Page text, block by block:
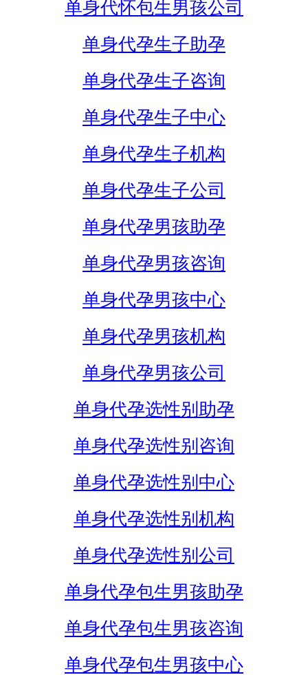
单身代怀包生男孩公司
单身代孕生子助孕
单身代孕生子咨询
单身代孕生子中心
单身代孕生子机构
单身代孕生子公司
单身代孕男孩助孕
单身代孕男孩咨询
单身代孕男孩中心
单身代孕男孩机构
单身代孕男孩公司
单身代孕选性别助孕
单身代孕选性别咨询
单身代孕选性别中心
单身代孕选性别机构
单身代孕选性别公司
单身代孕包生男孩助孕
单身代孕包生男孩咨询
单身代孕包生男孩中心